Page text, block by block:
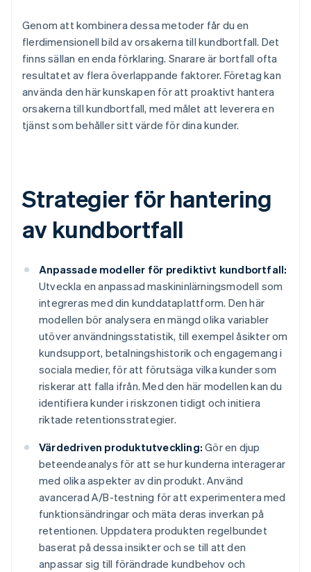
Genom att kombinera dessa metoder får du en
flerdimensionell bild av orsakerna till kundbortfall. Det
finns sällan en enda förklaring. Snarare är bortfall ofta
resultatet av flera överlappande faktorer. Företag kan
använda den här kunskapen för att proaktivt hantera
orsakerna till kundbortfall, med målet att leverera en
tjänst som behåller sitt värde för dina kunder.
Strategier för hantering
av kundbortfall
Anpassade modeller för prediktivt kundbortfall:
Utveckla en anpassad maskininlärningsmodell som
integreras med din kunddataplattform. Den här
modellen bör analysera en mängd olika variabler
utöver användningsstatistik, till exempel åsikter om
kundsupport, betalningshistorik och engagemang i
sociala medier, för att förutsäga vilka kunder som
riskerar att falla ifrån. Med den här modellen kan du
identifiera kunder i riskzonen tidigt och initiera
riktade retentionsstrategier.
Värdedriven produktutveckling: Gör en djup
beteendeanalys för att se hur kunderna interagerar
med olika aspekter av din produkt. Använd
avancerad A/B-testning för att experimentera med
funktionsändringar och mäta deras inverkan på
retentionen. Uppdatera produkten regelbundet
baserat på dessa insikter och se till att den
anpassar sig till förändrade kundbehov och